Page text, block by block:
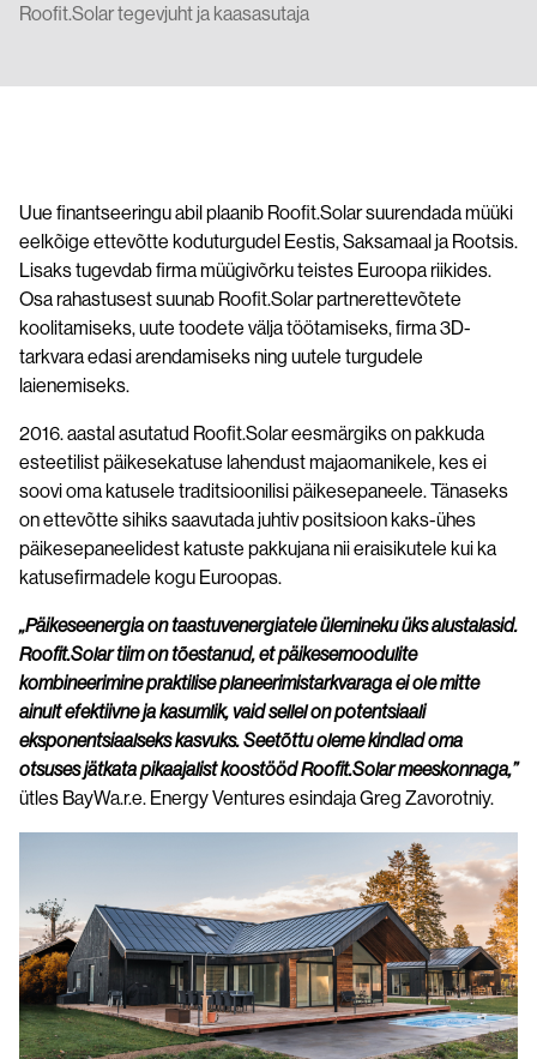
Roofit.Solar tegevjuht ja kaasasutaja
Uue finantseeringu abil plaanib Roofit.Solar suurendada müüki
eelkõige ettevõtte koduturgudel Eestis, Saksamaal ja Rootsis.
Lisaks tugevdab firma müügivõrku teistes Euroopa riikides.
Osa rahastusest suunab Roofit.Solar partnerettevõtete
koolitamiseks, uute toodete välja töötamiseks, firma 3D-
tarkvara edasi arendamiseks ning uutele turgudele
laienemiseks.
2016. aastal asutatud Roofit.Solar eesmärgiks on pakkuda
esteetilist päikesekatuse lahendust majaomanikele, kes ei
soovi oma katusele traditsioonilisi päikesepaneele. Tänaseks
on ettevõtte sihiks saavutada juhtiv positsioon kaks-ühes
päikesepaneelidest katuste pakkujana nii eraisikutele kui ka
katusefirmadele kogu Euroopas.
„Päikeseenergia on taastuvenergiatele ülemineku üks alustalasid.
Roofit.Solar tiim on tõestanud, et päikesemoodulite
kombineerimine praktilise planeerimistarkvaraga ei ole mitte
ainult efektiivne ja kasumlik, vaid sellel on potentsiaali
eksponentsiaalseks kasvuks. Seetõttu oleme kindlad oma
otsuses jätkata pikaajalist koostööd Roofit.Solar meeskonnaga,”
ütles BayWa.r.e. Energy Ventures esindaja Greg Zavorotniy.